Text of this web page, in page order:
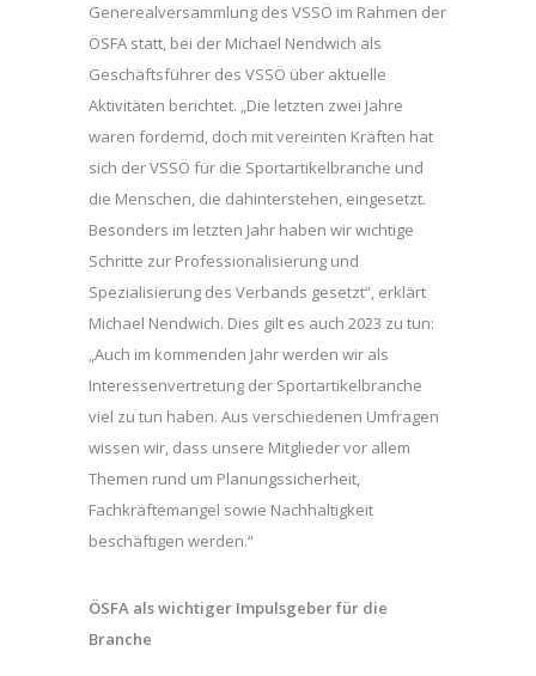
Generealversammlung des VSSÖ im Rahmen der
ÖSFA statt, bei der Michael Nendwich als
Geschäftsführer des VSSÖ über aktuelle
Aktivitäten berichtet. „Die letzten zwei Jahre
waren fordernd, doch mit vereinten Kräften hat
sich der VSSÖ für die Sportartikelbranche und
die Menschen, die dahinterstehen, eingesetzt.
Besonders im letzten Jahr haben wir wichtige
Schritte zur Professionalisierung und
Spezialisierung des Verbands gesetzt“, erklärt
Michael Nendwich. Dies gilt es auch 2023 zu tun:
„Auch im kommenden Jahr werden wir als
Interessenvertretung der Sportartikelbranche
viel zu tun haben. Aus verschiedenen Umfragen
wissen wir, dass unsere Mitglieder vor allem
Themen rund um Planungssicherheit,
Fachkräftemangel sowie Nachhaltigkeit
beschäftigen werden.“
ÖSFA als wichtiger Impulsgeber für die
Branche